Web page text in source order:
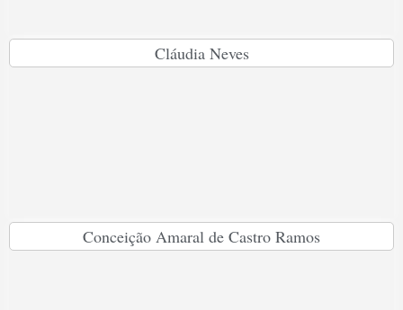
Cláudia Neves
Conceição Amaral de Castro Ramos